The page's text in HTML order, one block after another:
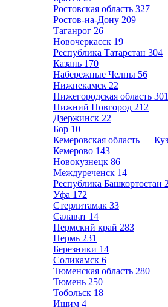
Ростовская область 327
Ростов-на-Дону 209
Таганрог 26
Новочеркасск 19
Республика Татарстан 304
Казань 170
Набережные Челны 56
Нижнекамск 22
Нижегородская область 301
Нижний Новгород 212
Дзержинск 22
Бор 10
Кемеровская область —
Кемерово 143
Новокузнецк 86
Междуреченск 14
Республика Башкортостан
Уфа 172
Стерлитамак 33
Салават 14
Пермский край 283
Пермь 231
Березники 14
Соликамск 6
Тюменская область 280
Тюмень 250
Тобольск 18
Ишим 4